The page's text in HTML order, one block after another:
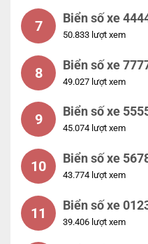
7 Biển số xe
50.833 lượt xem
8 Biển số xe
49.027 lượt xem
9 Biển số xe
45.074 lượt xem
10 Biển số xe
43.774 lượt xem
11 Biển số xe
39.406 lượt xem